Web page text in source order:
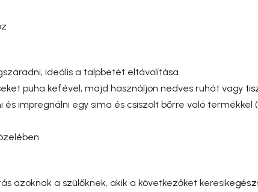
ideális a talpbetét eltávolítása
puha kefével, majd használjon nedves ruhát vagy
impregnálni egy sima és csiszolt bőrre való termékkel (
azoknak a szülőknek, akik a következőket keresik